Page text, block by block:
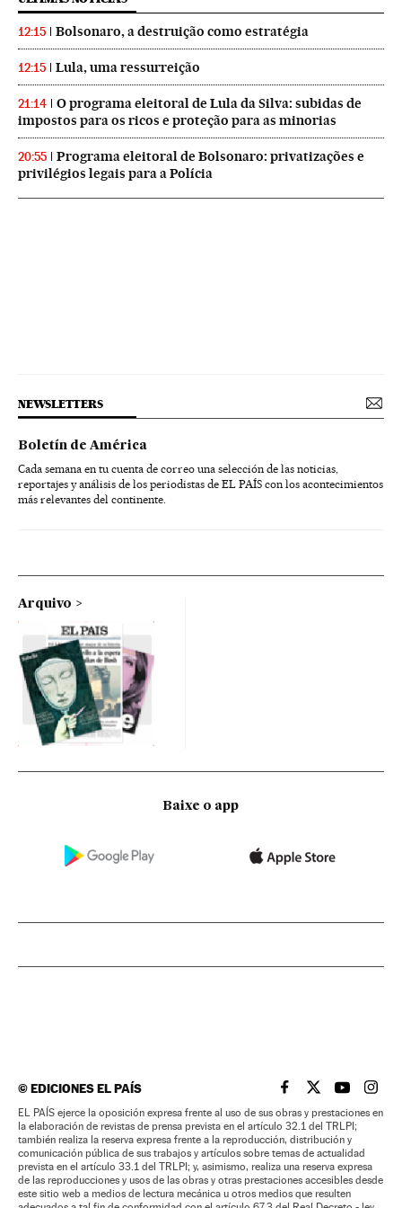
12:15 Bolsonaro, a destruição como estratégia
12:15 Lula, uma ressurreição
21:14
O programa eleitoral de Lula da Silva: subidas de
impostos para os ricos e proteção para as minorias
20:55
Programa eleitoral de Bolsonaro: privatizações e
privilégios legais para a Polícia
NEWSLETTERS
Boletín de América
Cada semana en tu cuenta de correo una selección de las noticias,
reportajes y análisis de los periodistas de EL PAÍS con los acontecimientos
más relevantes del continente.
Arquivo
Baixe o app
©EDICIONES EL PAÍS EL PAÍS BRASIL EN
EL PAÍSEL PAÍS
EL
EL PAÍS ejerce la oposición expresa frente al uso de sus obras y prestaciones en
la elaboración de revistas de prensa prevista en el artículo 32.1 del TRLPI;
también realiza la reserva expresa frente a la reproducción, distribución y
comunicación pública de sus trabajos y artículos sobre temas de actualidad
prevista en el artículo 33.1 del TRLPI; y, asimismo, realiza una reserva expresa
de las reproducciones y usos de las obras y otras prestaciones accesibles desde
este sitio web a medios de lectura mecánica u otros medios que resulten